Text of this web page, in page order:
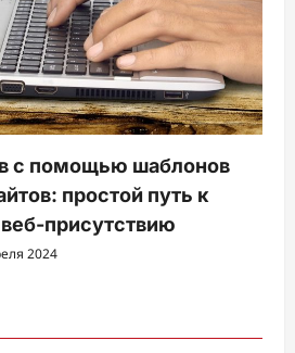
с помощью шаблонов
простой путь к
присутствию
2024